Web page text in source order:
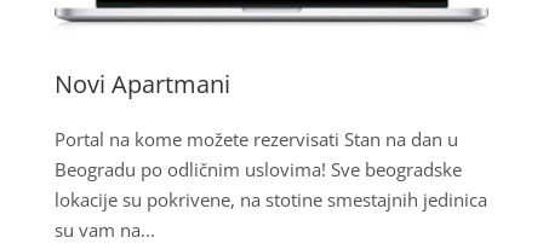
Novi Apartmani
Portal na kome možete rezervisati Stan na dan u
Beogradu po odličnim uslovima! Sve beogradske
lokacije su pokrivene, na stotine smestajnih jedinica
su vam na...